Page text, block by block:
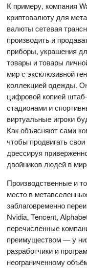
К примеру, компания
криптовалюту для
валюты сетевая
производить и
приборы, украшения
товары и товары
мир с эксклюзивной
коллекцией одежды.
цифровой копией
стадионами и
виртуальные игроки
Как объясняют сами
чтобы продвигать
дрессируя
двойников людей в
Производственные и
место в
заблаговременно
Nvidia, Tencent,
перечисленные
преимуществом — у
разработчики и
неограниченному